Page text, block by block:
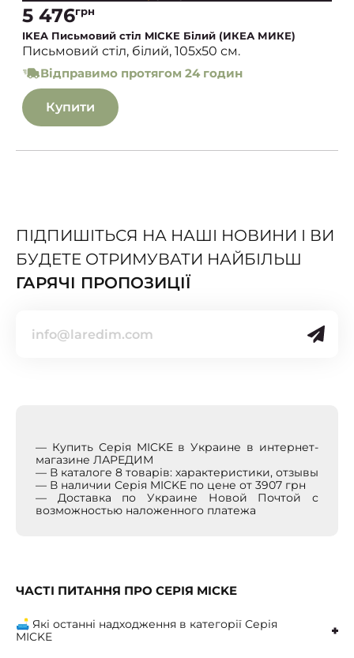
5 476грн
IKEA Письмовий стіл MICKE Білий (ИКЕА МИКЕ)
Письмовий стіл, білий, 105х50 см.
Відправимо протягом 24 годин
Купити
ПІДПИШІТЬСЯ НА НАШІ НОВИНИ І ВИ
БУДЕТЕ ОТРИМУВАТИ НАЙБІЛЬШ
ГАРЯЧІ ПРОПОЗИЦІЇ
— Купить Серія MICKE в Украине в интернет-
магазине ЛАРЕДИМ
— В каталоге 8 товарів: характеристики, отзывы
— В наличии Серія MICKE по цене от 3907 грн
— Доставка по Украине Новой Почтой с
возможностью наложенного платежа
ЧАСТІ ПИТАННЯ ПРО СЕРІЯ MICKE
🛋 Які останні надходження в категорії Серія
MICKE